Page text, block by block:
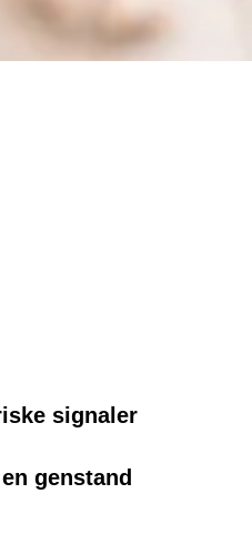
signaler
genstand